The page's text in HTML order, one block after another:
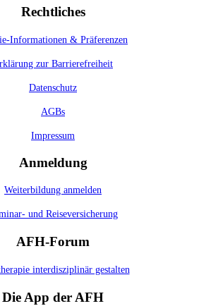
Rechtliches
Informationen & Präferenzen
zur Barrierefreiheit
Datenschutz
AGBs
Impressum
Anmeldung
Weiterbildung anmelden
und Reiseversicherung
AFH-Forum
interdisziplinär gestalten
Die App der AFH